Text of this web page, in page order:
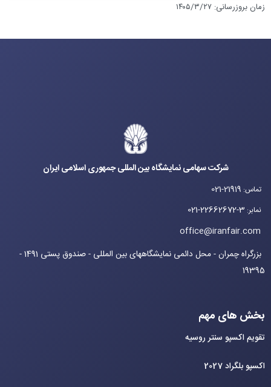
زمان بروزرسانی:۱۴۰۵/۳/۲۷
شرکت سهامی نمایشگاه بین المللی جمهوری اسلامی ایران
تماس:
021-21919
نمابر:
021-22662672-3
office@iranfair.com
بزرگراه چمران - محل دائمی نمایشگاههای بین المللی - صندوق پستی 1491 -
19395
بخش های مهم
تقویم اکسپو سنتر روسیه
اکسپو بلگراد 2027